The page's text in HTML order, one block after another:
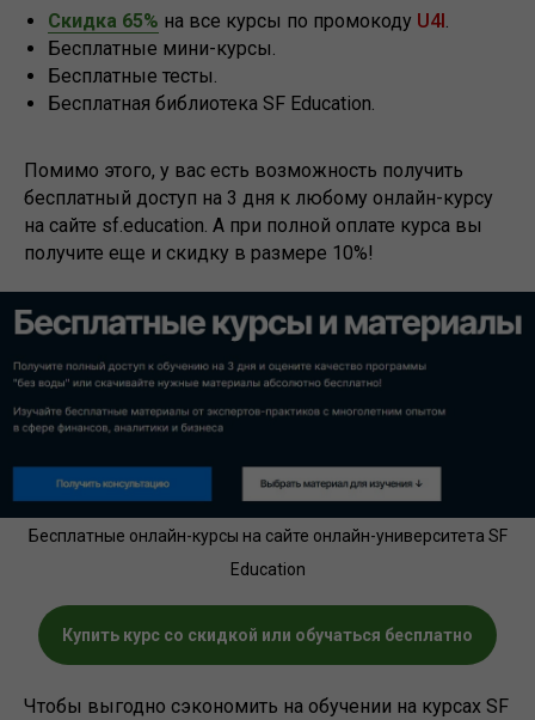
Скидка 65% на все курсы по промокоду U4I.
Бесплатные мини-курсы.
Бесплатные тесты.
Бесплатная библиотека SF Education.
Помимо этого, у вас есть возможность получить
бесплатный доступ на 3 дня к любому онлайн-курсу
на сайте sf.education. А при полной оплате курса вы
получите еще и скидку в размере 10%!
Бесплатные онлайн-курсы на сайте онлайн-университета SF
Education
Купить курс со скидкой или обучаться бесплатно
Чтобы выгодно сэкономить на обучении на курсах SF